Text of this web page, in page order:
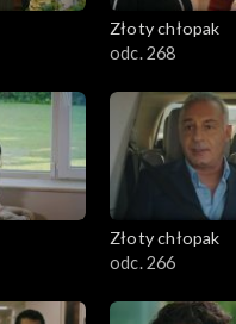
Złoty chłopak
odc. 268
Złoty chłopak
odc. 266